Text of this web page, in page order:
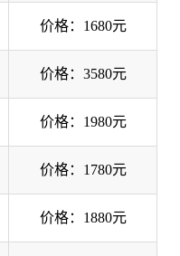
价格：1680元
价格：3580元
价格：1980元
价格：1780元
价格：1880元